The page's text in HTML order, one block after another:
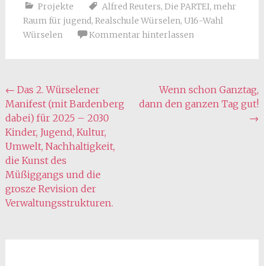
Projekte Alfred Reuters, Die PARTEI, mehr
Raum für jugend, Realschule Würselen, U16-Wahl
Würselen
Kommentar hinterlassen
Beitragsnavigation
← Das 2. Würselener
Manifest (mit Bardenberg
dabei) für 2025 – 2030
Kinder, Jugend, Kultur,
Umwelt, Nachhaltigkeit,
die Kunst des
Müßiggangs und die
grosze Revision der
Verwaltungsstrukturen.
Wenn schon Ganztag,
dann den ganzen Tag gut!
→